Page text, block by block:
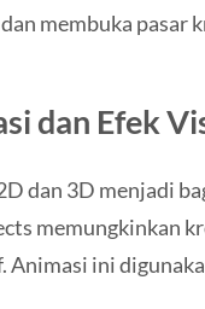
membuka pasar
dan Efek
dan 3D menjadi
memungkinkan
ini